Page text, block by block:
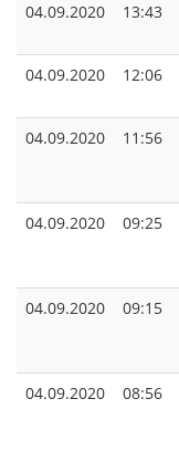
04.09.2020
13:43
04.09.2020
12:06
04.09.2020
11:56
04.09.2020
09:25
04.09.2020
09:15
04.09.2020
08:56